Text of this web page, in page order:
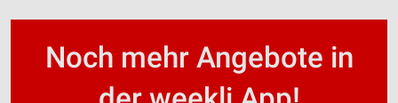
Noch mehr Angebote in